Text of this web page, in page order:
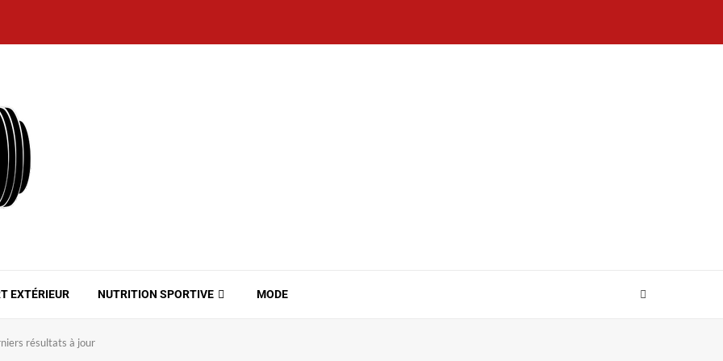
EXTÉRIEUR NUTRITION SPORTIVE MODE
résultats à jour